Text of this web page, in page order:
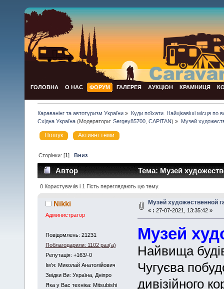
ГОЛОВНА О НАС ФОРУМ ГАЛЕРЕЯ АУКЦІОН КРАМНИЦЯ
Караванінг та автотуризм України » Куди поїхати. Найцікавіші місця
Східна Україна (Модератори:Sergey85700 ,CAPITAN) » Музей
Пошук Активні теми
Сторінки: [1]Вниз
Автор Тема: Музей
0 Користувачів і 1 Гість переглядають цю тему.
Nikki
Администратор
Повідомлень: 21231
Поблагодарили: 1102 раз(а)
Репутація: +163/-0
Iм'я: Миколай Анатолійович
Звідки Ви: Україна, Дніпро
Яка у Вас техніка: Mitsubishi
Музей художественной
« : 27-07-2021, 13:35:42 »
Музей
Найвища
Чугуєва
дивізійного